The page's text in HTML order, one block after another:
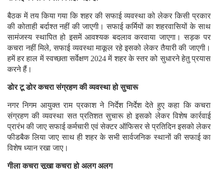
बैठक में तय किया गया कि शहर की सफाई व्यवस्था को लेकर किसी प्रकार
की कोताही बर्दाश्त नहीं की जाएगी। सफाई कर्मियों का शहरवासियों के साथ
सामंजस्य स्थापित हो इसमें आवश्यक बदलाव करवाया जाएगा। सड़क पर
कचरा नहीं मिले, सफाई व्यवस्था माकूल रहे इसको लेकर तैयारी की जाएगी।
हमें हर हाल में स्वच्छता सर्वेक्षण 2024 में शहर के स्तर को सुधारने हेतु प्रयास
करने हैं।
डोर टू डोर कचरा संग्रहण की व्यवस्था हो सुचारू
नगर निगम आयुक्त राम प्रकाश ने निर्देश निर्देश देते हुए कहा कि कचरा
संग्रहण की व्यवस्था सत प्रतिशत सुचारू हो इसको लेकर विशेष कार्रवाई
प्रारंभ की जाए सफाई कर्मचारी एवं सेक्टर ऑफिसर से प्रतिदिन इसको लेकर
फीडबैक लिया जाए साथ ही शहर के सभी सार्वजनिक स्थानों की सफाई का
विशेष ध्यान रखा जाए।
गीला कचरा सूखा कचरा हो अलग अलग